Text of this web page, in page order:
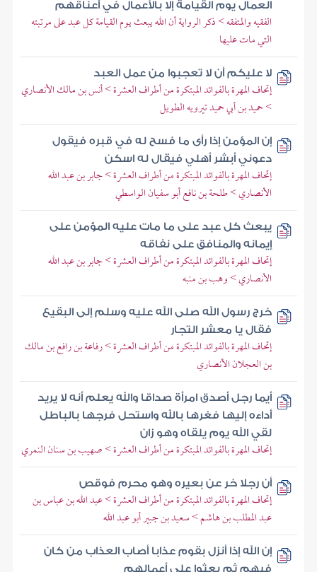
العمال يوم القيامة إلا بالأعمال في أعناقهم
الفقيه والمتفقه > ذكر الرواية أن الله يبعث يوم القيامة كل عبد على مرتبته
التي مات عليها
لا عليكم أن لا تعجبوا من عمل العبد
إتحاف المهرة بالفوائد المبتكرة من أطراف العشرة > أنس بن مالك الأنصاري
> حميد بن أبي حميد تيرويه الطويل
إن المؤمن إذا رأى ما فسح له في قبره فيقول
دعوني أبشر أهلي فيقال له اسكن
إتحاف المهرة بالفوائد المبتكرة من أطراف العشرة > جابر بن عبد الله
الأنصاري > طلحة بن نافع أبو سفيان الواسطي
يبعث كل عبد على ما مات عليه المؤمن على
إيمانه والمنافق على نفاقه
إتحاف المهرة بالفوائد المبتكرة من أطراف العشرة > جابر بن عبد الله
الأنصاري > وهب بن منبه
خرج رسول الله صلى الله عليه وسلم إلى البقيع
فقال يا معشر التجار
إتحاف المهرة بالفوائد المبتكرة من أطراف العشرة > رفاعة بن رافع بن مالك
بن العجلان الأنصاري
أيما رجل أصدق امرأة صداقا والله يعلم أنه لا يريد
أداءه إليها فغرها بالله واستحل فرجها بالباطل
لقي الله يوم يلقاه وهو زان
إتحاف المهرة بالفوائد المبتكرة من أطراف العشرة > صهيب بن سنان النمري
أن رجلا خر عن بعيره وهو محرم فوقص
إتحاف المهرة بالفوائد المبتكرة من أطراف العشرة > عبد الله بن عباس بن
عبد المطلب بن هاشم > سعيد بن جبير أبو عبد الله
إن الله إذا أنزل بقوم عذابا أصاب العذاب من كان
فيهم ثم بعثوا على أعمالهم